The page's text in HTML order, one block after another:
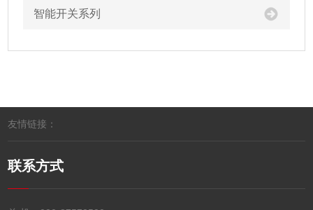
智能开关系列
友情链接：
联系方式